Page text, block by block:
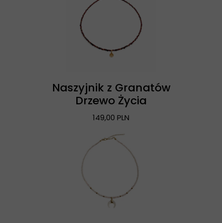
Naszyjnik z Granatów
Drzewo Życia
149,00 PLN